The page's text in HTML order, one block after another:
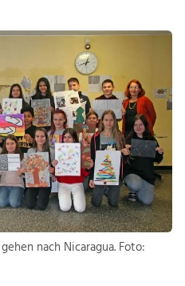
nach Nicaragua. Foto: